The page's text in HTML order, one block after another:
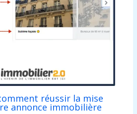
réussir la mise
annonce immobilière